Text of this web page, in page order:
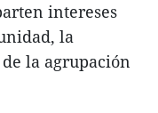
intereses
la
la agrupación